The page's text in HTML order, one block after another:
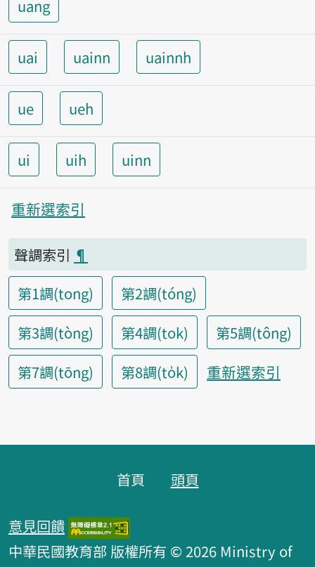
uang
uai uainn uainnh
ue ueh
ui uih uinn
重新選索引
聲調索引 ¶
第1調(tong)
第2調(tóng)
第3調(tòng)
第4調(tok)
第5調(tông)
第7調(tōng)
第8調(to̍k) 重新選索引
首頁 頭頁
意見回饋
中華民國教育部 版權所有 © 2026 Ministry of